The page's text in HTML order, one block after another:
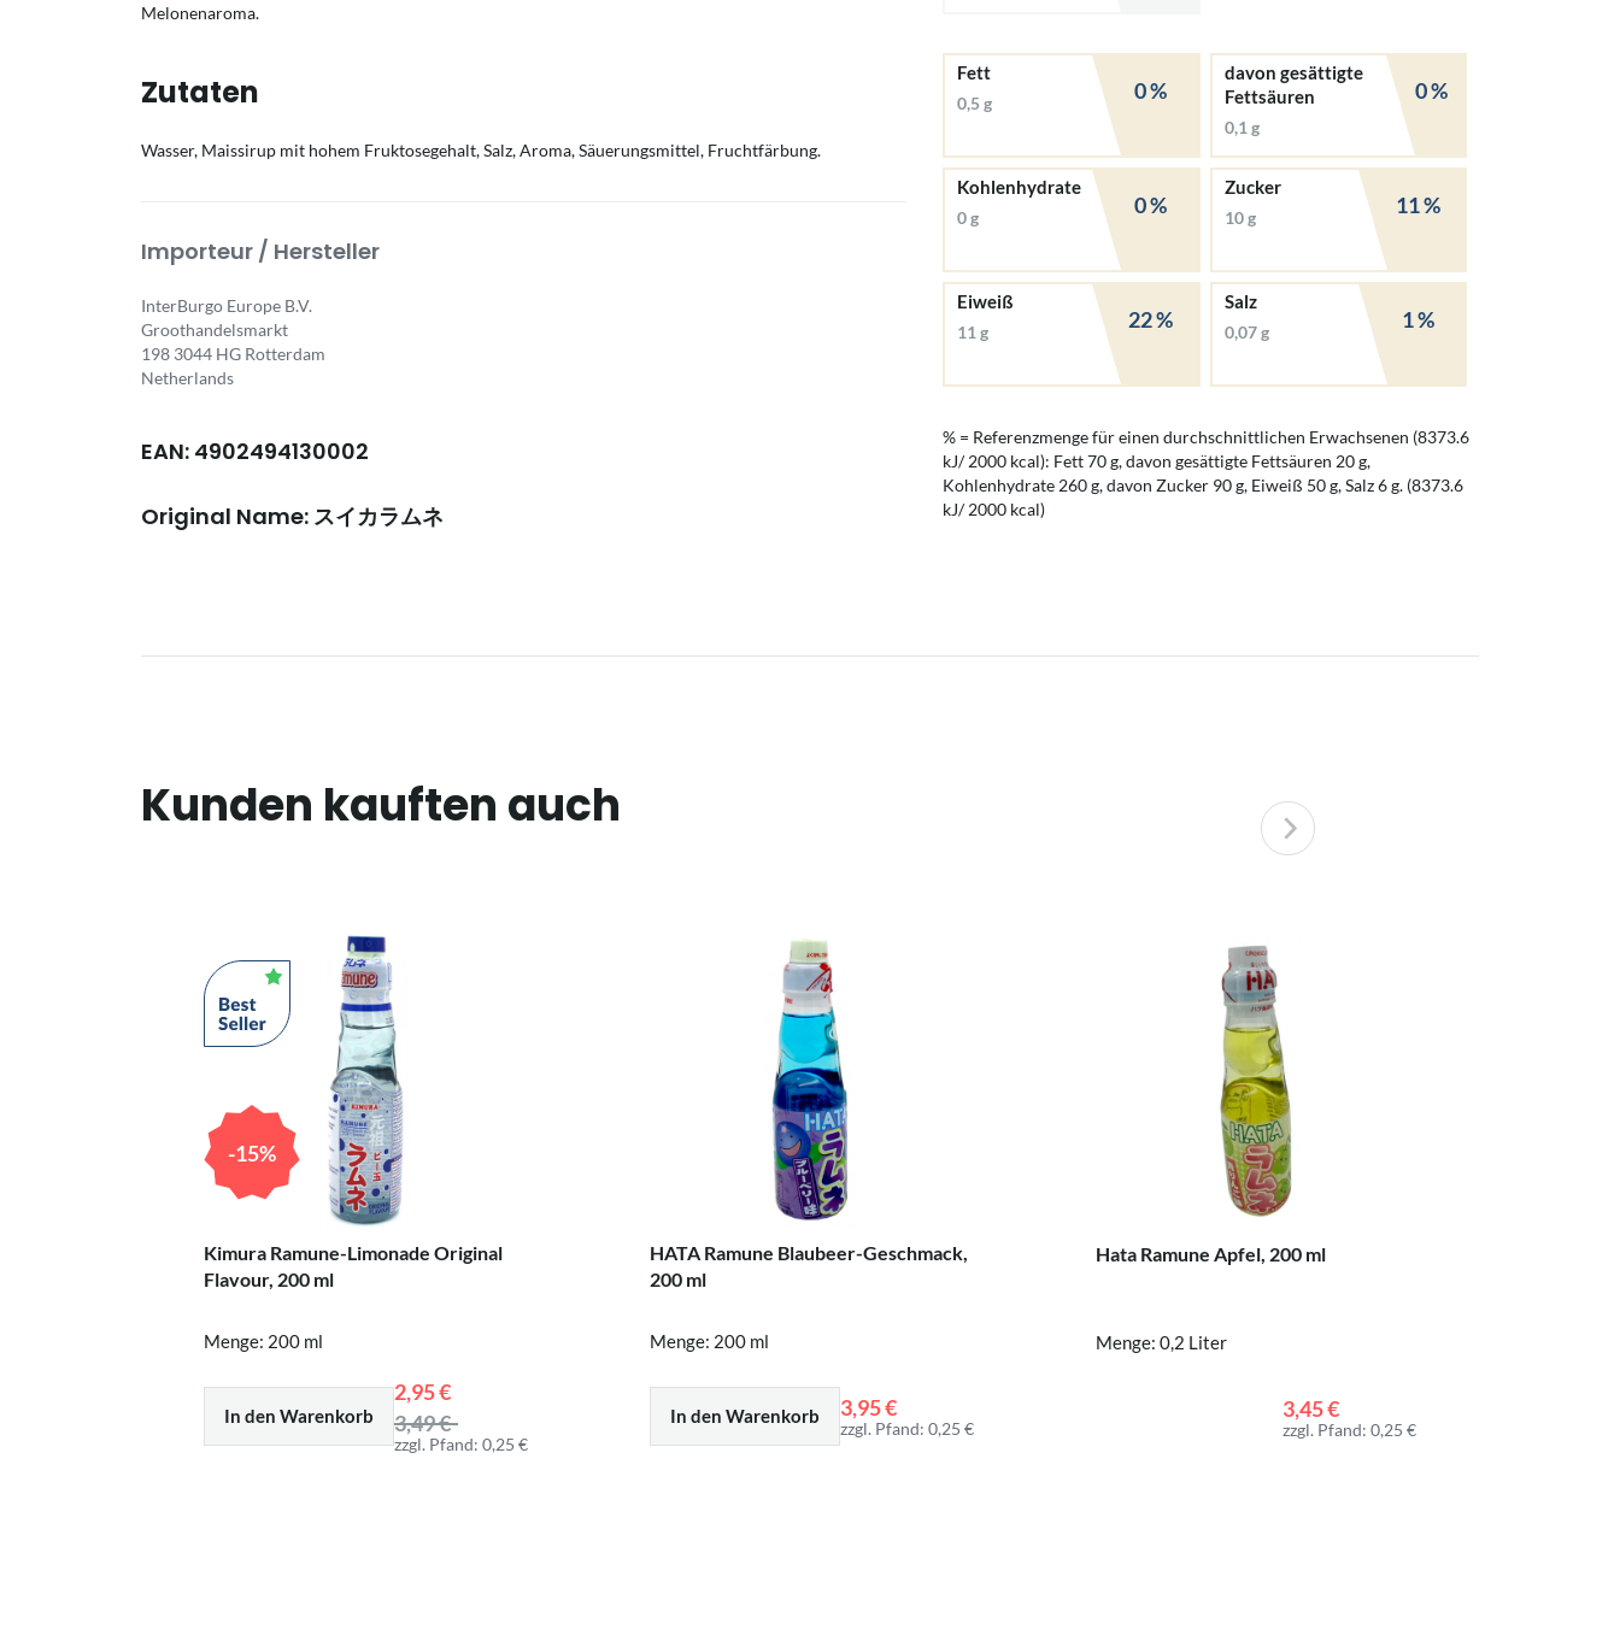
Melonenaroma.
Zutaten
Wasser, Maissirup mit hohem Fruktosegehalt, Salz, Aroma, Säuerungsmittel, Fruchtfärbung.
Importeur / Hersteller
InterBurgo Europe B.V.
Groothandelsmarkt
198 3044 HG Rotterdam
Netherlands
EAN: 4902494130002
Original Name: スイカラムネ
Fett
0,5 g 0 %
davon gesättigte
Fettsäuren
0,1 g
0 %
Kohlenhydrate
0 g 0 %
Zucker
10 g 11 %
Eiweiß
11 g 22 %
Salz
0,07 g 1 %
% = Referenzmenge für einen durchschnittlichen Erwachsenen (8373.6
kJ/ 2000 kcal): Fett 70 g, davon gesättigte Fettsäuren 20 g,
Kohlenhydrate 260 g, davon Zucker 90 g, Eiweiß 50 g, Salz 6 g. (8373.6
kJ/ 2000 kcal)
Kunden kauften auch
-15%
Kimura Ramune-Limonade Original
Flavour, 200 ml
Menge: 200 ml
In den Warenkorb
2,95 €
3,49 €
zzgl. Pfand: 0,25 €
HATA Ramune Blaubeer-Geschmack,
200 ml
Menge: 200 ml
In den Warenkorb 3,95 €
zzgl. Pfand: 0,25 €
Hata Ramune Apfel, 200 ml
Menge: 0,2 Liter
3,45 €
zzgl. Pfand: 0,25 €